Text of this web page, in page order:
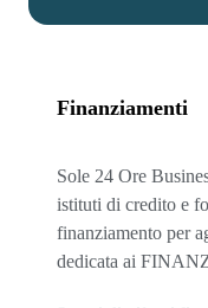
Finanziamenti
Sole 24 Ore
istituti di credito e
finanziamento per
dedicata ai